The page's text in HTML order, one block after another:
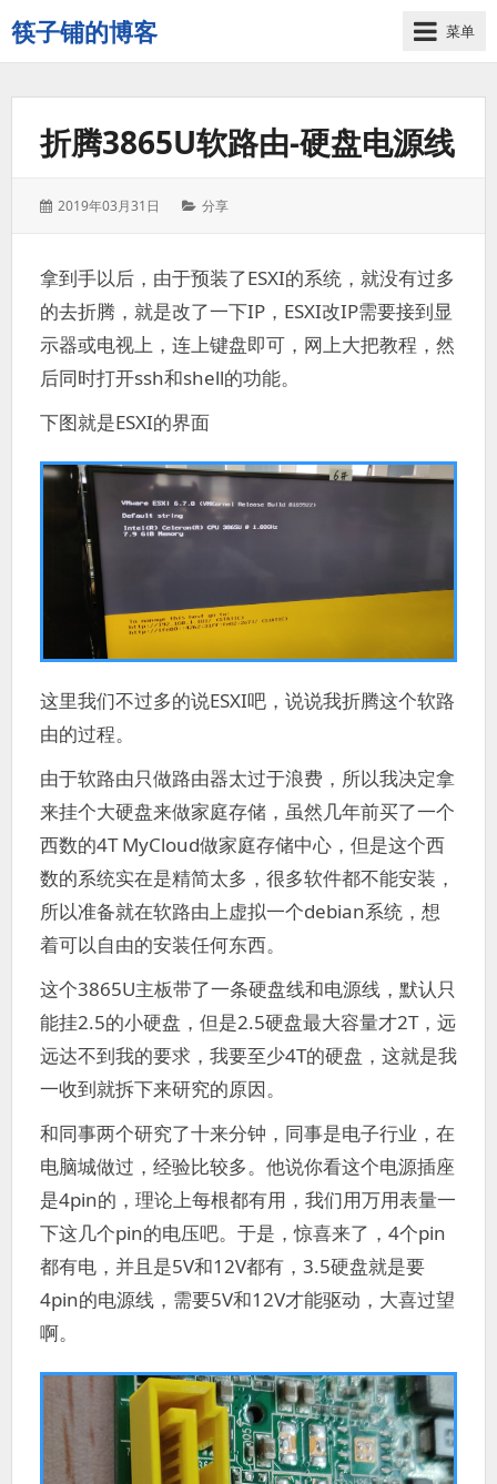
筷子铺的博客
记
录
菜单
折腾3865U软路由-硬盘电源线
发
2019年03月31日
分
分享
拿到手以后，由于预装了ESXI的系统，就没有过多
的去折腾，就是改了一下IP，ESXI改IP需要接到显
示器或电视上，连上键盘即可，网上大把教程，然
后同时打开ssh和shell的功能。
下图就是ESXI的界面
这里我们不过多的说ESXI吧，说说我折腾这个软路
由的过程。
由于软路由只做路由器太过于浪费，所以我决定拿
来挂个大硬盘来做家庭存储，虽然几年前买了一个
西数的4T MyCloud做家庭存储中心，但是这个西
数的系统实在是精简太多，很多软件都不能安装，
所以准备就在软路由上虚拟一个debian系统，想
着可以自由的安装任何东西。
这个3865U主板带了一条硬盘线和电源线，默认只
能挂2.5的小硬盘，但是2.5硬盘最大容量才2T，远
远达不到我的要求，我要至少4T的硬盘，这就是我
一收到就拆下来研究的原因。
和同事两个研究了十来分钟，同事是电子行业，在
电脑城做过，经验比较多。他说你看这个电源插座
是4pin的，理论上每根都有用，我们用万用表量一
下这几个pin的电压吧。于是，惊喜来了，4个pin
都有电，并且是5V和12V都有，3.5硬盘就是要
4pin的电源线，需要5V和12V才能驱动，大喜过望
啊。